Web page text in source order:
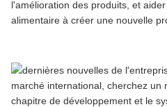
l'amélioration des produits, et
alimentaire à créer une nouvelle